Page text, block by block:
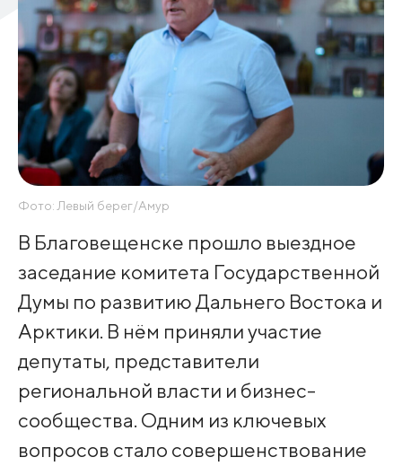
Фото: Левый берег/Амур
В Благовещенске прошло выездное
заседание комитета Государственной
Думы по развитию Дальнего Востока и
Арктики. В нём приняли участие
депутаты, представители
региональной власти и бизнес-
сообщества. Одним из ключевых
вопросов стало совершенствование